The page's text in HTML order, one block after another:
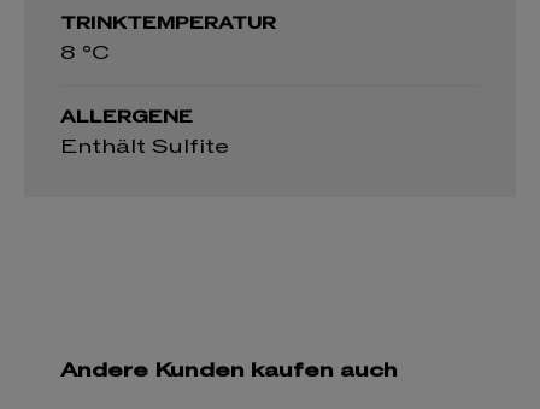
TRINKTEMPERATUR
8 °C
ALLERGENE
Enthält Sulfite
Andere Kunden kaufen auch